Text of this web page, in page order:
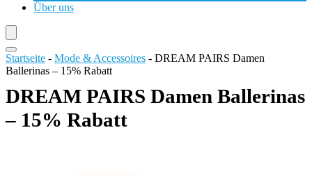
Über uns
Startseite - Mode & Accessoires - DREAM PAIRS Damen
Ballerinas – 15% Rabatt
DREAM PAIRS Damen Ballerinas
– 15% Rabatt